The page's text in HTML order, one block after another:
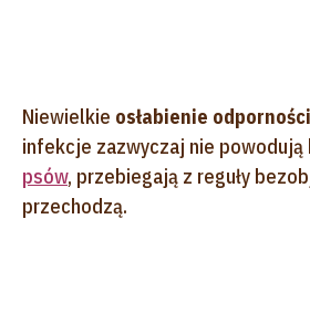
Niewielkie osłabienie odporności
infekcje zazwyczaj nie powodują
psów, przebiegają z reguły
przechodzą.